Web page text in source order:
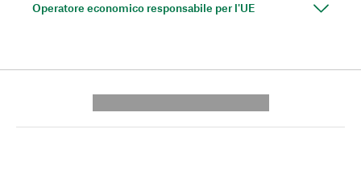
Operatore economico responsabile per l'UE